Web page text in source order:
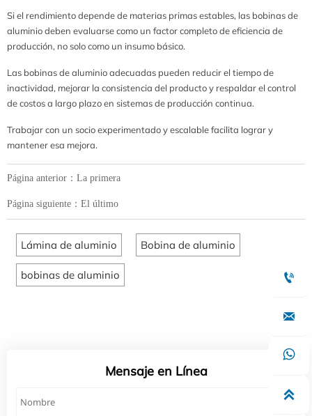
Si el rendimiento depende de materias primas estables, las bobinas de
aluminio deben evaluarse como un factor completo de eficiencia de
producción, no solo como un insumo básico.
Las bobinas de aluminio adecuadas pueden reducir el tiempo de
inactividad, mejorar la consistencia del producto y respaldar el control
de costos a largo plazo en sistemas de producción continua.
Trabajar con un socio experimentado y escalable facilita lograr y
mantener esa mejora.
Página anterior：La primera
Página siguiente：El último
Lámina de aluminio Bobina de aluminio
bobinas de aluminio
Mensaje en Línea



